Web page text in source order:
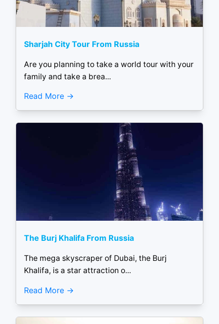
Sharjah City Tour From Russia
Are you planning to take a world tour with your
family and take a brea...
Read More
The Burj Khalifa From Russia
The mega skyscraper of Dubai, the Burj
Khalifa, is a star attraction o...
Read More